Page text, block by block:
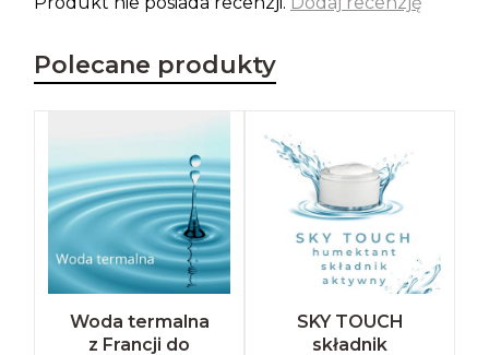
Polecane produkty
Woda termalna
z Francji do
SKY TOUCH
składnik